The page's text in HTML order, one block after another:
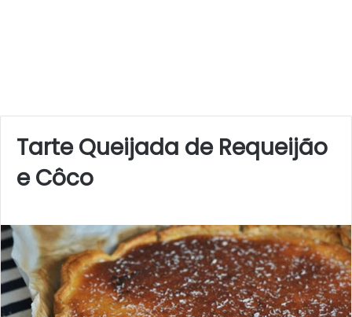
Tarte Queijada de Requeijão
e Côco